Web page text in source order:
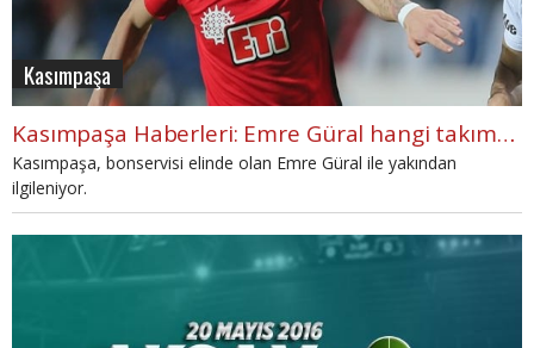
Kasımpaşa
Kasımpaşa Haberleri: Emre Güral hangi takıma transfer olacak?
Kasımpaşa, bonservisi elinde olan Emre Güral ile yakından
ilgileniyor.